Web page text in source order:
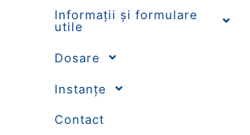
Informații și formulare
utile
Dosare
Instanțe
Contact